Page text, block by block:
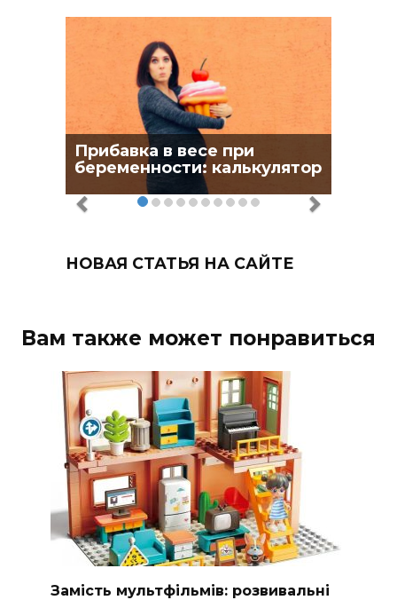
Прибавка в весе при
беременности: калькулятор
НОВАЯ СТАТЬЯ НА САЙТЕ
Вам также может понравиться
Замість мультфільмів: розвивальні